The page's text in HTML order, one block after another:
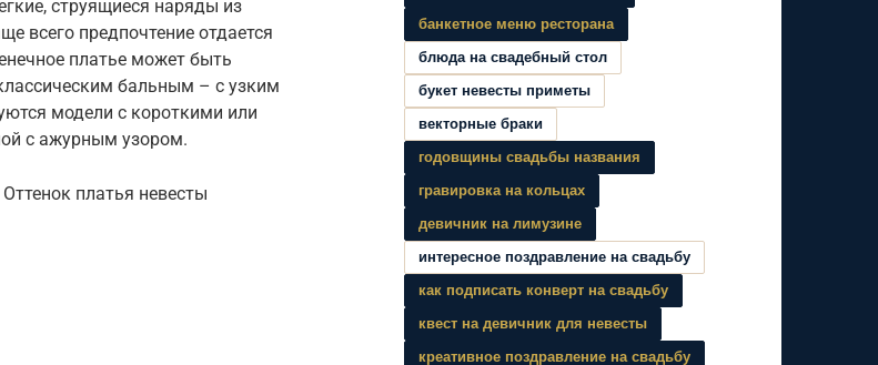
струящиеся наряды из
всего предпочтение отдается
платье может быть
бальным – с узким
модели с короткими или
с ажурным узором.
платья невесты
банкетное меню ресторана
блюда на свадебный стол
букет невесты приметы
векторные браки
годовщины свадьбы названия
гравировка на кольцах
девичник на лимузине
интересное поздравление на свадьбу
как подписать конверт на свадьбу
квест на девичник для невесты
креативное поздравление на свадьбу